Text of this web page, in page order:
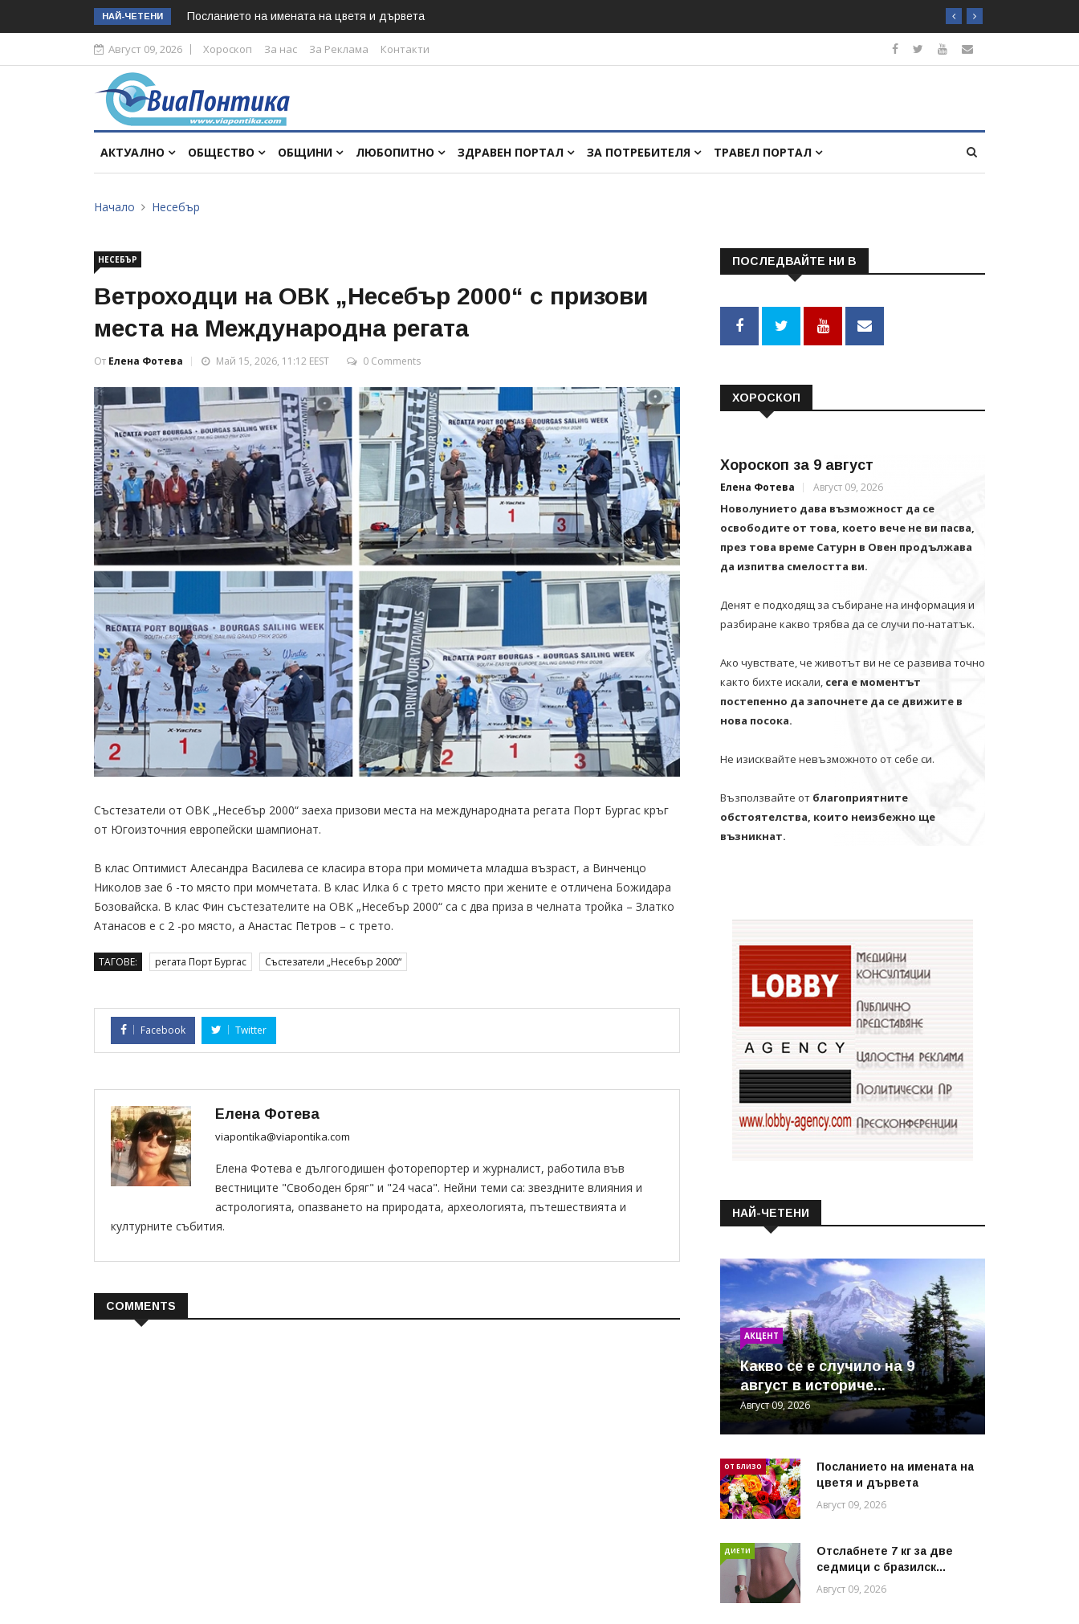
НАЙ-ЧЕТЕНИ Посланието на имената на цветя и дървета
Август 09, 2026 Хороскоп За нас За Реклама Контакти
АКТУАЛНО ОБЩЕСТВО ОБЩИНИ ЛЮБОПИТНО ЗДРАВЕН ПОРТАЛ ЗА ПОТРЕБИТЕЛЯ ТРАВЕЛ ПОРТАЛ
Начало Несебър
НЕСЕБЪР
Ветроходци на ОВК „Несебър 2000“ с призови
места на Международна регата
От Елена Фотева Май 15, 2026, 11:12 EEST 0 Comments
Състезатели от ОВК „Несебър 2000“ заеха призови места на международната регата Порт Бургас кръг
от Югоизточния европейски шампионат.
В клас Оптимист Алесандра Василева се класира втора при момичета младша възраст, а Винченцо
Николов зае 6 -то място при момчетата. В клас Илка 6 с трето място при жените е отличена Божидара
Бозовайска. В клас Фин състезателите на ОВК „Несебър 2000“ са с два приза в челната тройка – Златко
Атанасов е с 2 -ро място, а Анастас Петров – с трето.
ТАГОВЕ: регата Порт Бургас Състезатели „Несебър 2000“
Facebook Twitter
Елена Фотева
viapontika@viapontika.com
Елена Фотева е дългогодишен фоторепортер и журналист, работила във
вестниците "Свободен бряг" и "24 часа". Нейни теми са: звездните влияния и
астрологията, опазването на природата, археологията, пътешествията и
културните събития.
COMMENTS
ПОСЛЕДВАЙТЕ НИ В
ХОРОСКОП
Хороскоп за 9 август
Елена Фотева Август 09, 2026
Новолунието дава възможност да се
освободите от това, което вече не ви пасва,
през това време Сатурн в Овен продължава
да изпитва смелостта ви.
Денят е подходящ за събиране на информация и
разбиране какво трябва да се случи по-нататък.
Ако чувствате, че животът ви не се развива точно
както бихте искали, сега е моментът
постепенно да започнете да се движите в
нова посока.
Не изисквайте невъзможното от себе си.
Възползвайте от благоприятните
обстоятелства, които неизбежно ще
възникнат.
НАЙ-ЧЕТЕНИ
АКЦЕНТ
Какво се е случило на 9
август в историче...
Август 09, 2026
ОТ БЛИЗО
Посланието на имената на
цветя и дървета
Август 09, 2026
ДИЕТИ
Отслабнете 7 кг за две
седмици с бразилск...
Август 09, 2026